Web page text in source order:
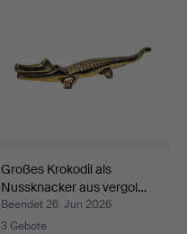
Großes Krokodil als
Nussknacker aus vergol…
Beendet 26. Jun 2026
3 Gebote